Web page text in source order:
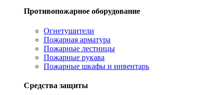
Противопожарное оборудование
Огнетушители
Пожарная арматура
Пожарные лестницы
Пожарные рукава
Пожарные шкафы и инвентарь
Средства защиты